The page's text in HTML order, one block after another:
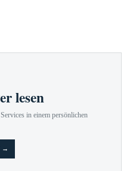
lesen
in einem persönlichen
→